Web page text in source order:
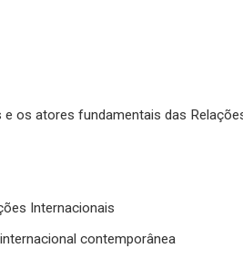
os atores fundamentais das
Internacionais
contemporânea